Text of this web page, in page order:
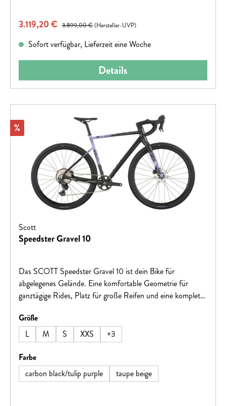
Verkaufspreis:
3.119,20 € Regulärer Preis:
3.899,00 €(Hersteller-UVP)
Sofort verfügbar, Lieferzeit eine Woche
Details
Rabatt
%
Scott
Speedster Gravel 10
Das SCOTT Speedster Gravel 10 ist dein Bike für
abgelegenes Gelände. Eine komfortable Geometrie für
ganztägige Rides, Platz für große Reifen und eine komplett
fantastischen Option für alle Zweirad-Offroader!Hinweis:
Fahrradspezifikationen können ohne vorherige Ankündigung
geändert werden.
Größeauswählen
L
M S XXS +3
Farbeauswählen
carbon black/tulip purple
taupe beige